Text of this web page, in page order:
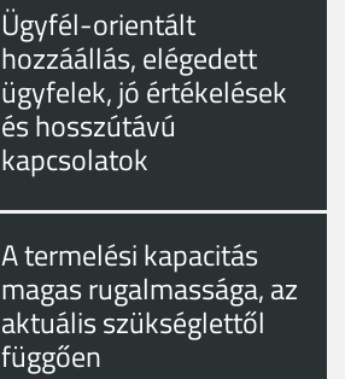
Ügyfél-orientált
hozzáállás, elégedett
ügyfelek, jó értékelések
és hosszútávú
kapcsolatok
A termelési kapacitás
magas rugalmassága, az
aktuális szükséglettől
függően